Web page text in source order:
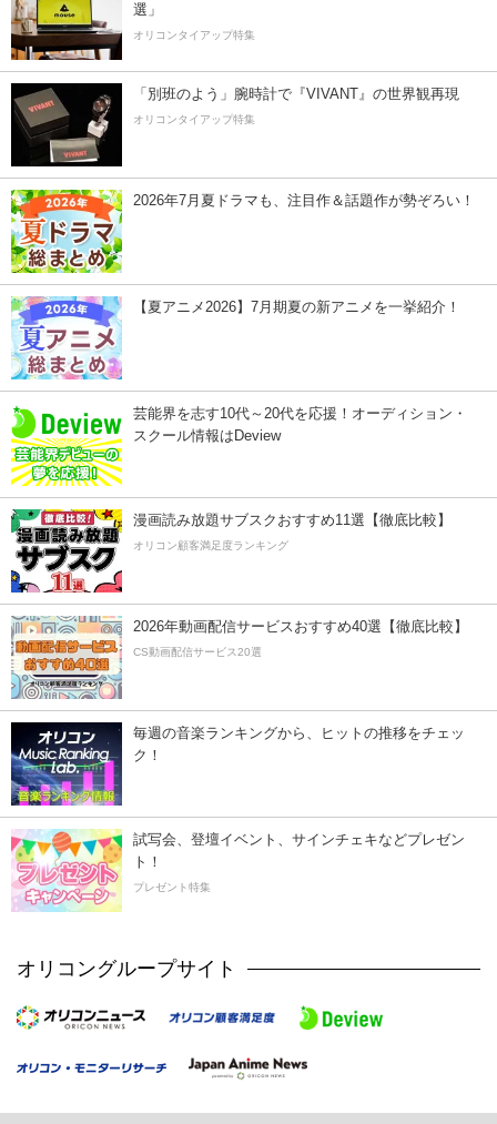
選」
オリコンタイアップ特集
「別班のよう」腕時計で『VIVANT』の世界観再現
オリコンタイアップ特集
2026年7月夏ドラマも、注目作＆話題作が勢ぞろい！
【夏アニメ2026】7月期夏の新アニメを一挙紹介！
芸能界を志す10代～20代を応援！オーディション・
スクール情報はDeview
漫画読み放題サブスクおすすめ11選【徹底比較】
オリコン顧客満足度ランキング
2026年動画配信サービスおすすめ40選【徹底比較】
CS動画配信サービス20選
毎週の音楽ランキングから、ヒットの推移をチェッ
ク！
試写会、登壇イベント、サインチェキなどプレゼン
ト！
プレゼント特集
オリコングループサイト